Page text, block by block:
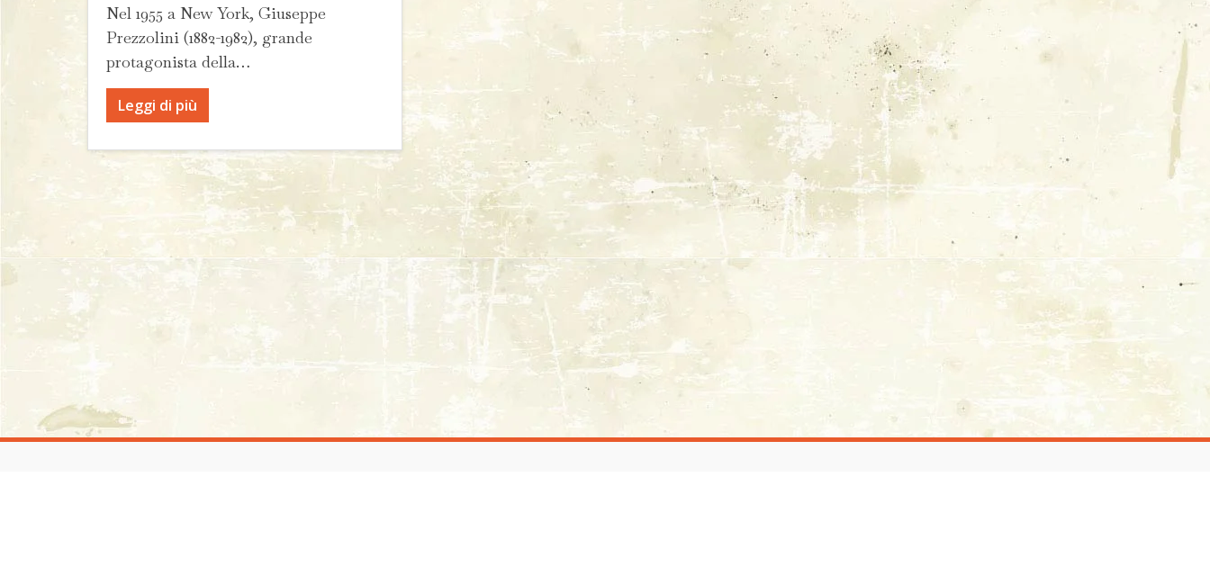
Nel 1955 a New York, Giuseppe
Prezzolini (1882-1982), grande
protagonista della…
Leggi di più